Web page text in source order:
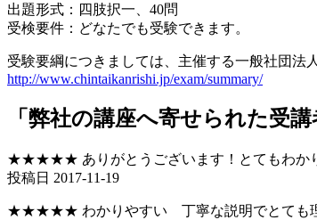
出題形式：四肢択一、40問
受検要件：どなたでも受験できます。
受験要綱につきましては、主催する一般社団法
http://www.chintaikanrishi.jp/exam/summary/
「弊社の講座へ寄せられた受講
★★★★★ ありがとうございます！とてもわかり
投稿日 2017-11-19
★★★★★ わかりやすい 丁寧な説明でとても理